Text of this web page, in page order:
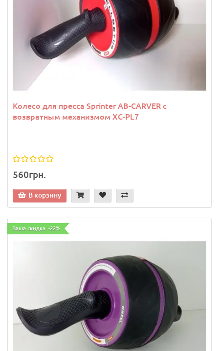
Колесо для пресса Sprinter АВ-CARVER с
возвратным механизмом XC-PL7
560грн.
В корзину
Ваша скидка: -22%